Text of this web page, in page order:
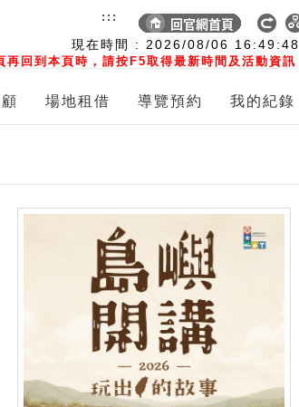
現在時間 : 2026/08/06 16:49:49
再回到本頁時，請按F5取得最新時間及活動資訊
:::
場地租借 導覽預約 我的紀錄